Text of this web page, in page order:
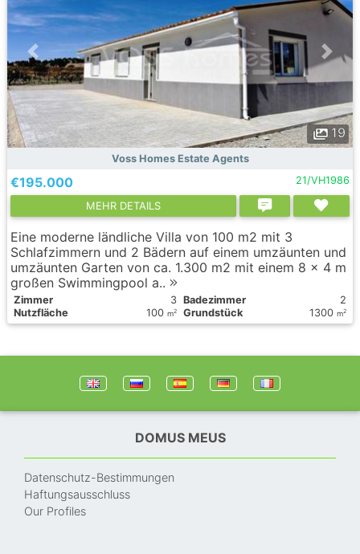
19
Voss Homes Estate Agents
€195.000 21/VH1986
MEHR DETAILS
Eine moderne ländliche Villa von 100 m2 mit 3
Schlafzimmern und 2 Bädern auf einem umzäunten und
umzäunten Garten von ca. 1.300 m2 mit einem 8 x 4 m
großen Swimmingpool a..
Zimmer 3 Badezimmer
2
Nutzfläche
100 m2 Grundstück 1300 m2
DOMUS MEUS
Datenschutz-Bestimmungen
Haftungsausschluss
Our Profiles